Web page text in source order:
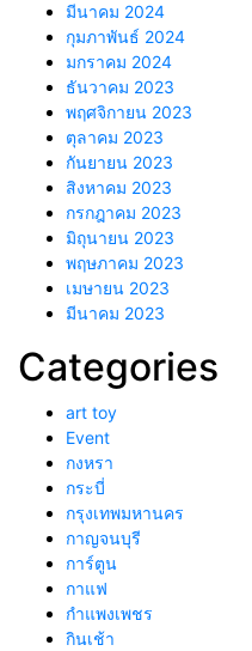
มีนาคม 2024
กุมภาพันธ์ 2024
มกราคม 2024
ธันวาคม 2023
พฤศจิกายน 2023
ตุลาคม 2023
กันยายน 2023
สิงหาคม 2023
กรกฎาคม 2023
มิถุนายน 2023
พฤษภาคม 2023
เมษายน 2023
มีนาคม 2023
Categories
art toy
Event
กงหรา
กระบี่
กรุงเทพมหานคร
กาญจนบุรี
การ์ตูน
กาแฟ
กำแพงเพชร
กินเช้า